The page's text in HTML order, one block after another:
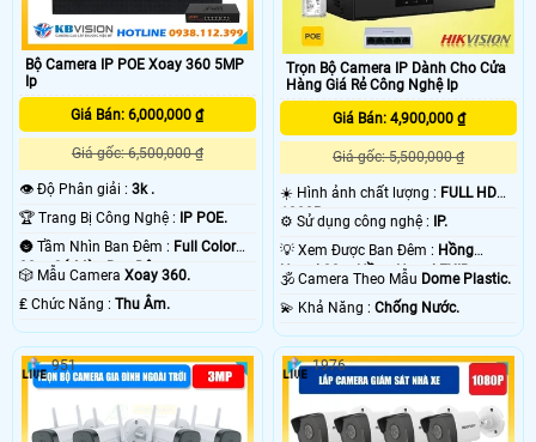
Bộ Camera IP POE Xoay 360 5MP
Ip
Giá Bán: 6,000,000 ₫
Giá gốc: 6,500,000 ₫
👁 Độ Phân giải : 3k .
🏆 Trang Bị Công Nghệ :
IP POE.
🌚 Tầm Nhìn Ban Đêm : Full Color
30m Có Màu Ban Ðêm.
🎲 Mẫu Camera Xoay 360.
️₤ Chức Năng : Thu Âm.
Trọn Bộ Camera IP Dành Cho Cửa
Hàng Giá Rẻ Công Nghệ Ip
Giá Bán: 4,900,000 ₫
Giá gốc: 5,500,000 ₫
☀️ Hình ảnh chất lượng : FULL HD
1080P .
⚙ Sử dụng công nghệ : IP.
💡 Xem Được Ban Đêm : Hồng
Ngoại 30m Hồng Ngoại EXIR.
🕉️ Camera Theo Mẫu Dome Plastic.
️💫 Khả Năng :Chống Nước.
951 1976